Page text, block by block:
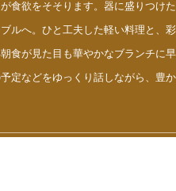
食欲をそそります。器に盛りつけ
ルへ。ひと工夫した軽い料理と、
食が見た目も華やかなブランチに
定などをゆっくり話しながら、豊